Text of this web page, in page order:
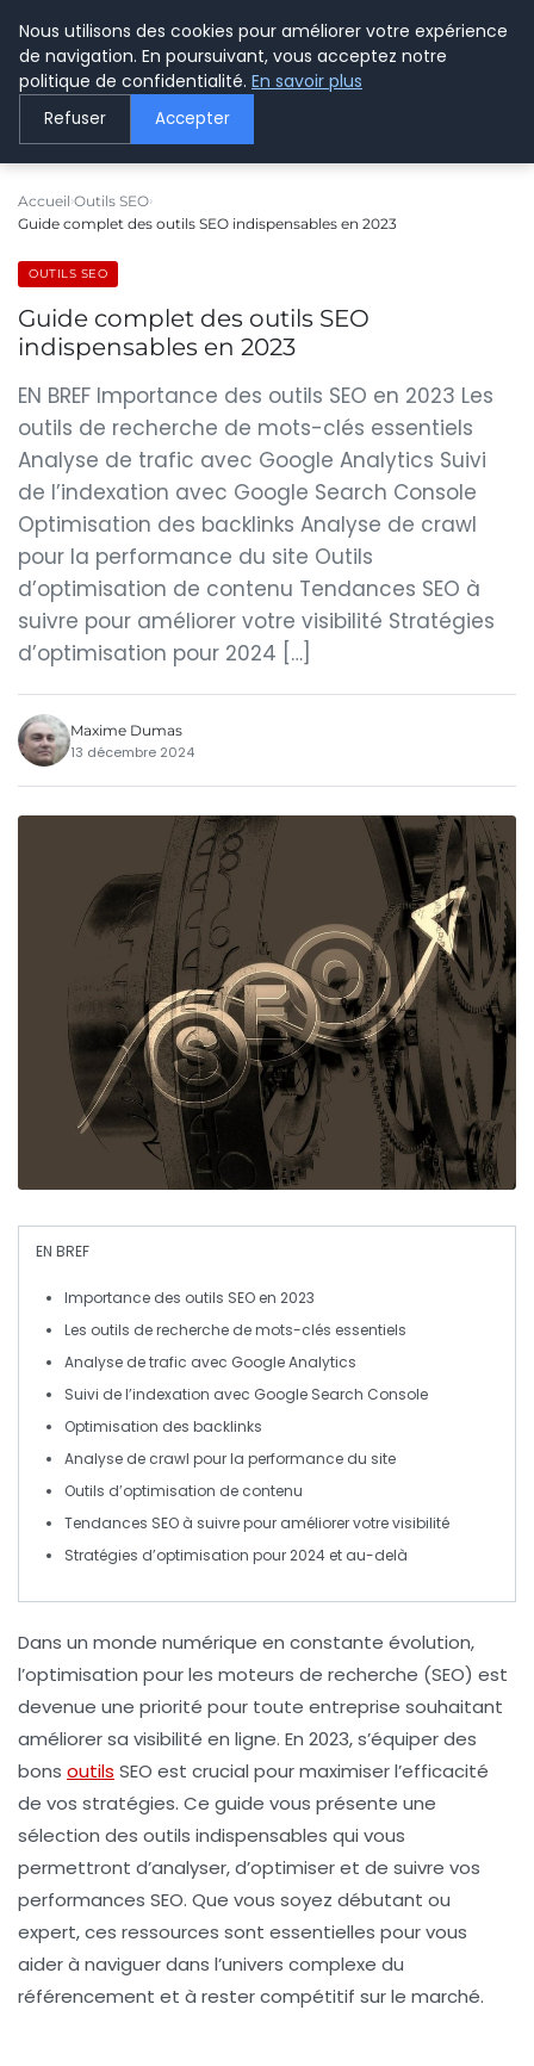
LE WEBMARKETING
Accueil Outils SEO
Guide complet des outils SEO indispensables en 2023
OUTILS SEO
Guide complet des outils SEO
indispensables en 2023
EN BREF Importance des outils SEO en 2023 Les
outils de recherche de mots-clés essentiels
Analyse de trafic avec Google Analytics Suivi
de l’indexation avec Google Search Console
Optimisation des backlinks Analyse de crawl
pour la performance du site Outils
d’optimisation de contenu Tendances SEO à
suivre pour améliorer votre visibilité Stratégies
d’optimisation pour 2024 […]
Maxime Dumas
13 décembre 2024
EN BREF
Importance des outils SEO en 2023
Les outils de recherche de mots-clés essentiels
Analyse detrafic avec Google Analytics
Suivi de l’indexation avec Google Search Console
Optimisation des backlinks
Analyse de crawl pour la performance du site
Outils d’optimisation de contenu
Tendances SEO à suivre pour améliorer votre visibilité
Stratégies d’optimisation pour 2024 et au-delà
Dans un monde numérique en constante évolution,
l’optimisation pour les moteurs de recherche (SEO) est
devenue une priorité pour toute entreprise souhaitant
améliorer sa visibilité en ligne. En 2023, s’équiper des
bons outils SEO est crucial pour maximiser l’efficacité
de vos stratégies. Ce guide vous présente une
sélection des outils indispensables qui vous
permettront d’analyser, d’optimiser et de suivre vos
performances SEO. Que vous soyez débutant ou
expert, ces ressources sont essentielles pour vous
aider à naviguer dans l’univers complexe du
référencement et à rester compétitif sur le marché.
Nous utilisons des cookies pour améliorer votre expérience
de navigation. En poursuivant, vous acceptez notre
politique de confidentialité. En savoir plus
Refuser Accepter